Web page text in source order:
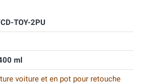
TOY-2PU
ml
voiture et en pot pour retouche